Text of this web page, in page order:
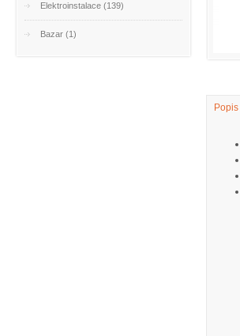
Elektroinstalace (139)
Bazar (1)
Popis